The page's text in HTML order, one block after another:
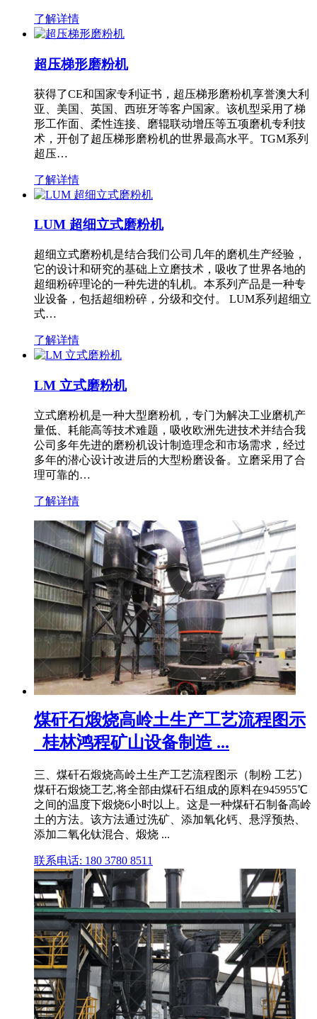
了解详情
超压梯形磨粉机
获得了CE和国家专利证书，超压梯形磨粉机享誉澳大利
亚、美国、英国、西班牙等客户国家。该机型采用了梯
形工作面、柔性连接、磨辊联动增压等五项磨机专利技
术，开创了超压梯形磨粉机的世界最高水平。TGM系列
超压…
了解详情
LUM 超细立式磨粉机
超细立式磨粉机是结合我们公司几年的磨机生产经验，
它的设计和研究的基础上立磨技术，吸收了世界各地的
超细粉碎理论的一种先进的轧机。本系列产品是一种专
业设备，包括超细粉碎，分级和交付。 LUM系列超细立
式…
了解详情
LM 立式磨粉机
立式磨粉机是一种大型磨粉机，专门为解决工业磨机产
量低、耗能高等技术难题，吸收欧洲先进技术并结合我
公司多年先进的磨粉机设计制造理念和市场需求，经过
多年的潜心设计改进后的大型粉磨设备。立磨采用了合
理可靠的…
了解详情
煤矸石煅烧高岭土生产工艺流程图示
_桂林鸿程矿山设备制造 ...
三、煤矸石煅烧高岭土生产工艺流程图示（制粉 工艺）
煤矸石煅烧工艺,将全部由煤矸石组成的原料在945955℃
之间的温度下煅烧6小时以上。这是一种煤矸石制备高岭
土的方法。该方法通过洗矿、添加氧化钙、悬浮预热、
添加二氧化钛混合、煅烧 ...
联系电话: 180 3780 8511